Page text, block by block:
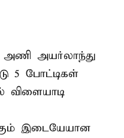
அணி அயர்லாந்து
5 போட்டிகள்
இடையேயான